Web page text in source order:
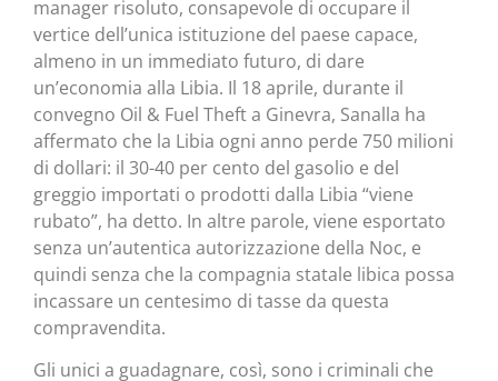
manager risoluto, consapevole di occupare il
vertice dell’unica istituzione del paese capace,
almeno in un immediato futuro, di dare
un’economia alla Libia. Il 18 aprile, durante il
convegno Oil & Fuel Theft a Ginevra, Sanalla ha
affermato che la Libia ogni anno perde 750 milioni
di dollari: il 30-40 per cento del gasolio e del
greggio importati o prodotti dalla Libia “viene
rubato”, ha detto. In altre parole, viene esportato
senza un’autentica autorizzazione della Noc, e
quindi senza che la compagnia statale libica possa
incassare un centesimo di tasse da questa
compravendita.
Gli unici a guadagnare, così, sono i criminali che